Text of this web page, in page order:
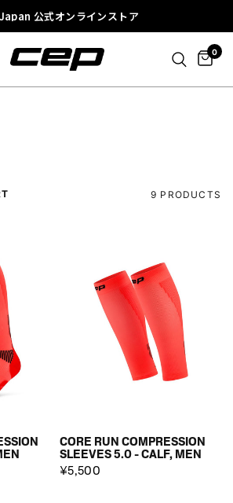
公式オンラインストア
0
9 PRODUCTS
CORE RUN COMPRESSION
SLEEVES 5.0 - CALF, MEN
¥5,500